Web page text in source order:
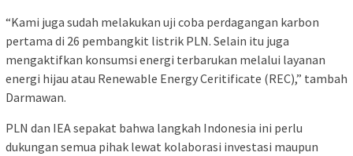
“Kami juga sudah melakukan uji coba perdagangan karbon
pertama di 26 pembangkit listrik PLN. Selain itu juga
mengaktifkan konsumsi energi terbarukan melalui layanan
energi hijau atau Renewable Energy Ceritificate (REC),” tambah
Darmawan.
PLN dan IEA sepakat bahwa langkah Indonesia ini perlu
dukungan semua pihak lewat kolaborasi investasi maupun